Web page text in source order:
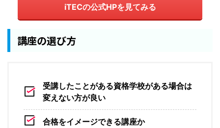
iTECの公式HPを見てみる
講座の選び方
受講したことがある資格学校がある場合は
変えない方が良い
合格をイメージできる講座か